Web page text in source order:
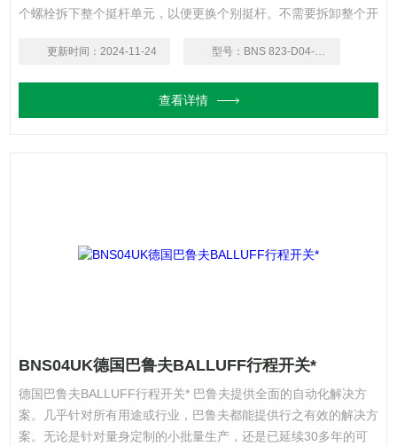
个螺栓拆下整个挺杆单元，以便更换个别挺杆。不需要拆卸整个开
更新时间： 2024-11-24 型号： BNS 823-D04-K12-100-22-04
查看详情
BNS04UK德国巴鲁夫BALLUFF行程开关*
德国巴鲁夫BALLUFF行程开关* 巴鲁夫提供全面的自动化解决方
案。几乎针对所有用途或行业，巴鲁夫都能提供行之有效的解决方
案。无论是针对量身定制的小批量生产，还是已延续30多年的可